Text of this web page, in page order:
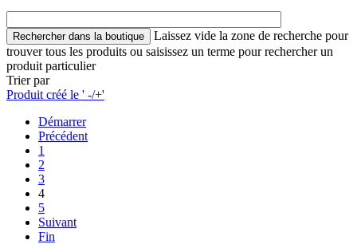
Laissez vide la zone de recherche pour
trouver tous les produits ou saisissez un terme pour rechercher un
produit particulier
Trier par
Produit créé le ' -/+'
Démarrer
Précédent
1
2
3
4
5
Suivant
Fin